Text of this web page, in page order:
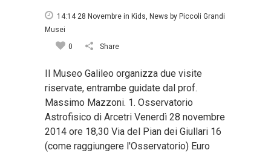
14:14 28 Novembre in Kids, News by Piccoli Grandi
Musei
0
Share
Il Museo Galileo organizza due visite
riservate, entrambe guidate dal prof.
Massimo Mazzoni. 1. Osservatorio
Astrofisico di Arcetri Venerdì 28 novembre
2014 ore 18,30 Via del Pian dei Giullari 16
(come raggiungere l'Osservatorio) Euro